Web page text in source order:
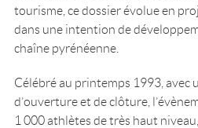
tourisme, ce dossier évolue en
dans une intention de
chaîne pyrénéenne.
Célébré au printemps 1993, avec
d’ouverture et de clôture,
1 000 athlètes de très haut